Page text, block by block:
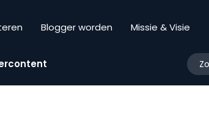
Blogger worden Missie & Visie